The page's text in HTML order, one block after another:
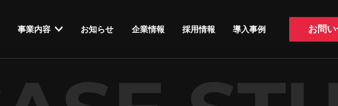
事業内容 お知らせ 企業情報 採用情報 導入事例 お問